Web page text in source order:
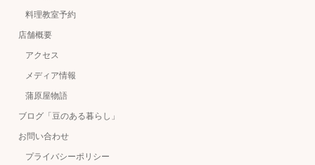
料理教室予約
店舗概要
アクセス
メディア情報
蒲原屋物語
ブログ「豆のある暮らし」
お問い合わせ
プライバシーポリシー